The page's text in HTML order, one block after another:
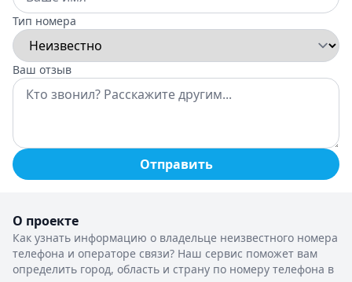
Тип номера
Ваш отзыв
Отправить
О проекте
Как узнать информацию о владельце неизвестного номера
телефона и операторе связи? Наш сервис поможет вам
определить город, область и страну по номеру телефона в